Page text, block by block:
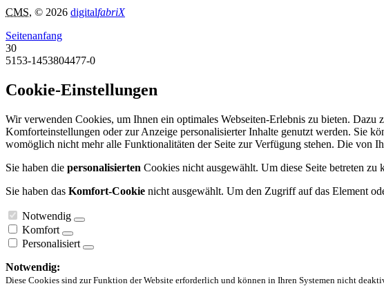
CMS, © 2026 digitalfabriX
Seitenanfang
30
5153-1453804477-0
Cookie-Einstellungen
Wir verwenden Cookies, um Ihnen ein optimales Webseiten-Erlebnis zu bieten.
Komforteinstellungen oder zur Anzeige personalisierter Inhalte genutzt werden. Sie
womöglich nicht mehr alle Funktionalitäten der Seite zur Verfügung stehen. Die von
Sie haben die personalisierten Cookies nicht ausgewählt. Um diese Seite betreten zu
Sie haben das Komfort-Cookie nicht ausgewählt. Um den Zugriff auf das Element
Notwendig
Komfort
Personalisiert
Notwendig:
Diese Cookies sind zur Funktion der Website erforderlich und können in Ihren Systemen nicht